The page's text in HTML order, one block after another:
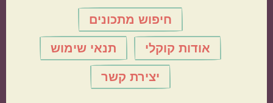
חיפוש מתכונים
אודות קוקלי תנאי שימוש
יצירת קשר